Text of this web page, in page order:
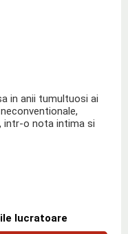
in anii tumultuosi ai
intr-o nota intima si
lucratoare